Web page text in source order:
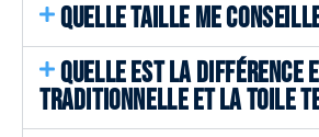
QUELLE TAILLE ME
QUELLE EST LA DIFFÉRENCE
TRADITIONNELLE ET LA TOILE